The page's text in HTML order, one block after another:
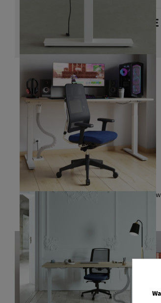
DAS SAGEN
Die Marke für Büromöbel mit dem